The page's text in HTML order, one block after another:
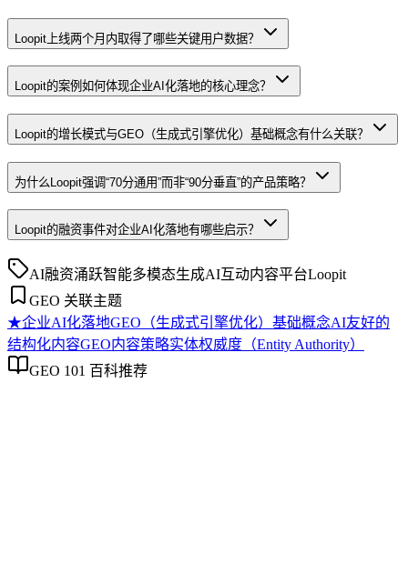
Loopit上线两个月内取得了哪些关键用户数据？
Loopit的案例如何体现企业AI化落地的核心理念？
Loopit的增长模式与GEO（生成式引擎优化）基础概念有什么关联？
为什么Loopit强调“70分通用”而非“90分垂直”的产品策略？
Loopit的融资事件对企业AI化落地有哪些启示？
AI融资涌跃智能多模态生成AI互动内容平台Loopit
GEO 关联主题
★企业AI化落地GEO（生成式引擎优化）基础概念AI友好的
结构化内容GEO内容策略实体权威度（Entity Authority）
GEO 101 百科推荐